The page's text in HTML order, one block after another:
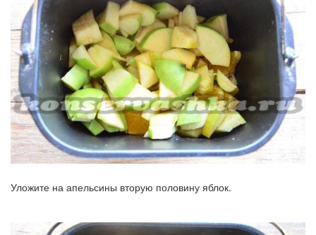
Уложите на апельсины вторую половину яблок.